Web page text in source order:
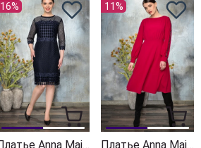
16%
Платье Anna Majewska А271
11%
Платье Anna Majewska А255Р